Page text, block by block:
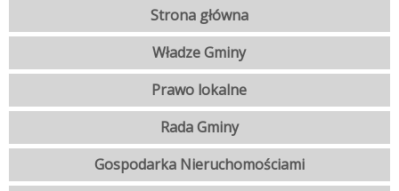
Strona główna
Władze Gminy
Prawo lokalne
Rada Gminy
Gospodarka Nieruchomościami